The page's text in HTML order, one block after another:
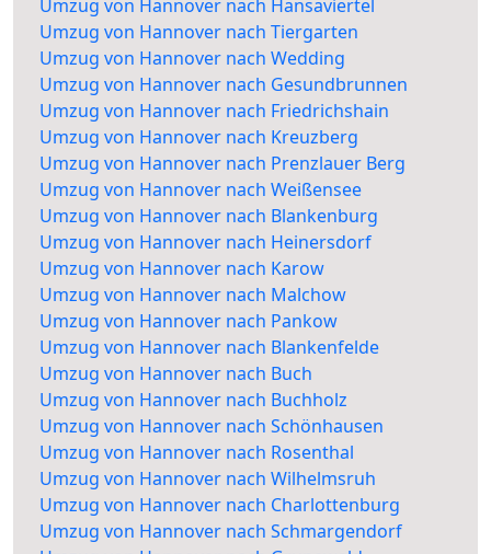
Umzug von Hannover nach Hansaviertel
Umzug von Hannover nach Tiergarten
Umzug von Hannover nach Wedding
Umzug von Hannover nach Gesundbrunnen
Umzug von Hannover nach Friedrichshain
Umzug von Hannover nach Kreuzberg
Umzug von Hannover nach Prenzlauer Berg
Umzug von Hannover nach Weißensee
Umzug von Hannover nach Blankenburg
Umzug von Hannover nach Heinersdorf
Umzug von Hannover nach Karow
Umzug von Hannover nach Malchow
Umzug von Hannover nach Pankow
Umzug von Hannover nach Blankenfelde
Umzug von Hannover nach Buch
Umzug von Hannover nach Buchholz
Umzug von Hannover nach Schönhausen
Umzug von Hannover nach Rosenthal
Umzug von Hannover nach Wilhelmsruh
Umzug von Hannover nach Charlottenburg
Umzug von Hannover nach Schmargendorf